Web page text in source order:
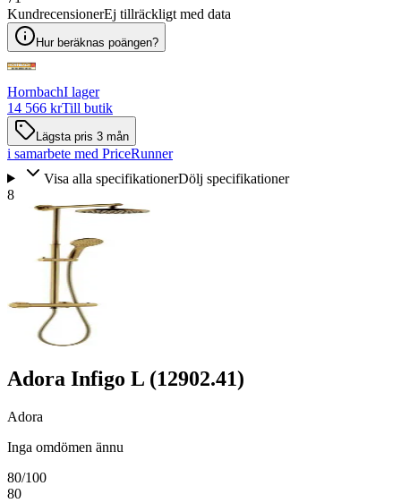
KundrecensionerEj tillräckligt med data
Hur beräknas poängen?
HornbachI lager
14 566 krTill butik
Lägsta pris 3 mån
i samarbete med PriceRunner
Visa alla specifikationerDölj specifikationer
8
Adora Infigo L (12902.41)
Adora
Inga omdömen ännu
80/100
80